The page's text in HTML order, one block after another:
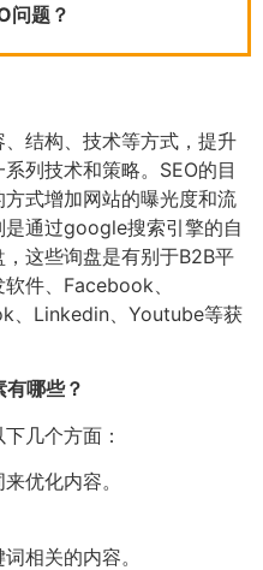
问题？
结构、技术等方式，提升
列技术和策略。SEO的目
式增加网站的曝光度和流
通过google搜索引擎的自
这些询盘是有别于B2B平
件、Facebook、
、Linkedin、Youtube等获
哪些？
几个方面：
优化内容。
相关的内容。